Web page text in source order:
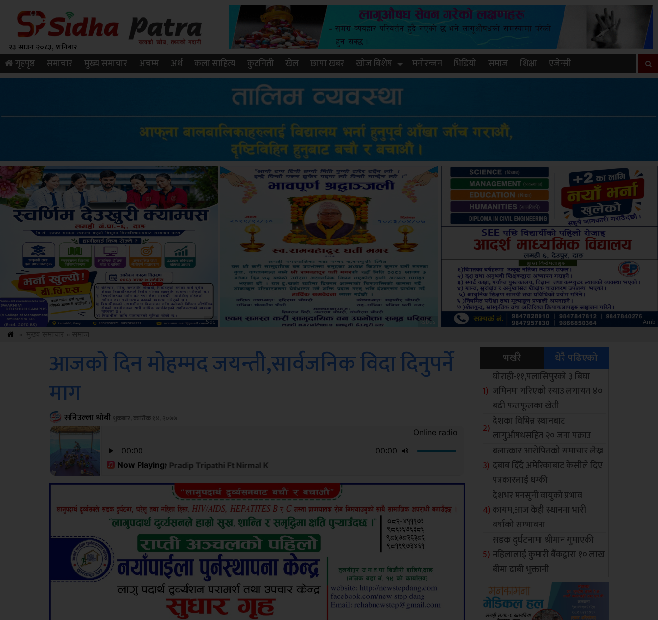
२३ साउन २०८३, शनिबार
गृहपृष्ठ समाचार मुख्य समाचार अचम्म अर्थ कला साहित्य कुटनिती खेल छापा खबर खोज बिशेष मनोरन्जन भिडियो समाज शिक्षा एजेन्सी
ksbus Amb Sdc
आजको दिन मोहम्मद जयन्तीे,सार्वजनिक विदा दिनुपर्ने
माग
सनिउल्ला धोबीशुक्रबार, कार्तिक १४, २०७७
भर्खरै धेरै पढिएको
घोराही-११,पलासिपुरको ३ बिघा
जमिनमा गरिएको स्याउ लगायत ४०
बढी फलफूलका खेती
देशका विभिन्न स्थानबाट
लागुऔषधसहित २० जना पक्राउ
बलात्कार आरोपितको समाचार लेख्न
दबाब दिँदै अमेरिकाबाट केसीले दिए
पत्रकारलाई धम्की
देशभर मनसुनी वायुको प्रभाव
कायम,आज केही स्थानमा भारी
वर्षाको सम्भावना
सडक दुर्घटनामा श्रीमान गुमाएकी
महिलालाई कुमारी बैंकद्वारा १० लाख
बीमा दाबी भुक्तानी